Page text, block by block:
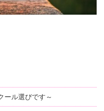
ール選びです～